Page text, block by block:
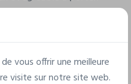
vous offrir une meilleure
visite sur notre site web.